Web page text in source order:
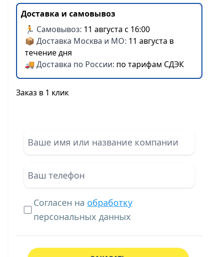
Доставка и самовывоз
🏃 Самовывоз: 11 августа с 16:00
📦 Доставка Москва и МО: 11 августа в
течение дня
🚚 Доставка по России: по тарифам СДЭК
Заказ в 1 клик
Согласен на обработку
персональных данных